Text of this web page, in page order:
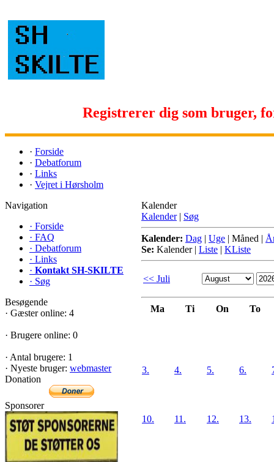
Registrerer dig som bruger,
· Forside
· Debatforum
· Links
· Vejret i Hørsholm
Navigation
· Forside
· FAQ
· Debatforum
· Links
· Kontakt SH-SKILTE
· Søg
Besøgende
· Gæster online: 4
· Brugere online: 0
· Antal brugere: 1
· Nyeste bruger: webmaster
Donation
Sponsorer
Kalender
Kalender | Søg
Kalender: Dag | Uge | Måned |
Se: Kalender| Liste | KListe
<< Juli
Ma Ti On To
3. 4. 5. 6.
10. 11. 12. 13.